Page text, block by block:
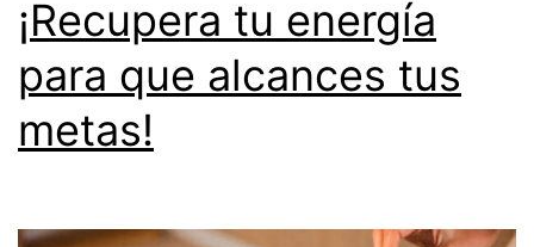
¡Recupera tu energía
para que alcances tus
metas!